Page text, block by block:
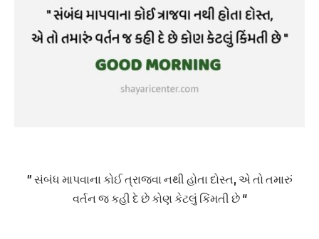
” સંબંધ માપવાના કોઈ ત્રાજવા નથી હોતા દોસ્ત, એ તો તમારું
વર્તન જ કહી દે છે કોણ કેટલું કિંમતી છે “